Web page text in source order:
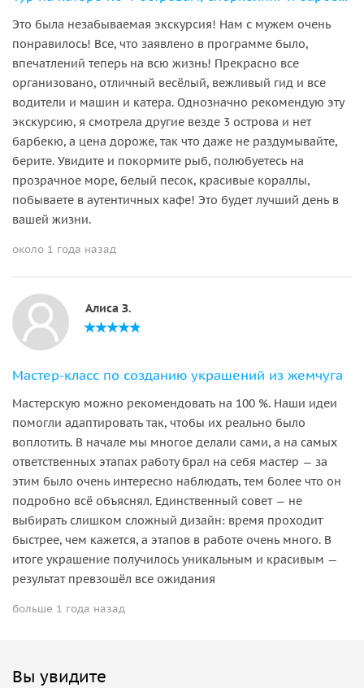
Это была незабываемая экскурсия! Нам с мужем очень
понравилось! Все, что заявлено в программе было,
впечатлений теперь на всю жизнь! Прекрасно все
организовано, отличный весёлый, вежливый гид и все
водители и машин и катера. Однозначно рекомендую эту
экскурсию, я смотрела другие везде 3 острова и нет
барбекю, а цена дороже, так что даже не раздумывайте,
берите. Увидите и покормите рыб, полюбуетесь на
прозрачное море, белый песок, красивые кораллы,
побываете в аутентичных кафе! Это будет лучший день в
вашей жизни.
около 1 года назад
Алиса З.
Мастер-класс по созданию украшений из жемчуга
Мастерскую можно рекомендовать на 100 %. Наши идеи
помогли адаптировать так, чтобы их реально было
воплотить. В начале мы многое делали сами, а на самых
ответственных этапах работу брал на себя мастер — за
этим было очень интересно наблюдать, тем более что он
подробно всё объяснял. Единственный совет — не
выбирать слишком сложный дизайн: время проходит
быстрее, чем кажется, а этапов в работе очень много. В
итоге украшение получилось уникальным и красивым —
результат превзошёл все ожидания
больше 1 года назад
Вы увидите